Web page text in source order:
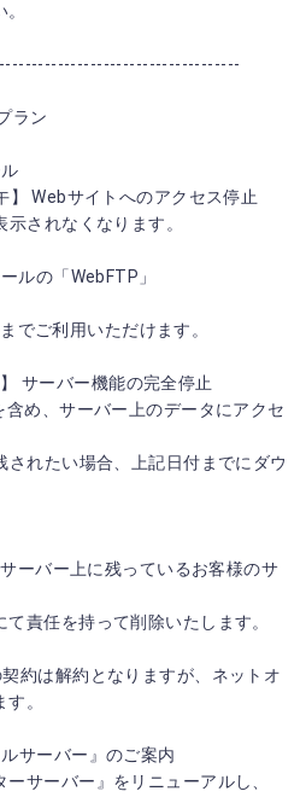
ラン
Webサイトへのアクセス停止
されなくなります。
の「WebFTP」
ご利用いただけます。
サーバー機能の完全停止
め、サーバー上のデータにアクセ
れたい場合、上記日付までにダウ
ーバー上に残っているお客様のサ
責任を持って削除いたします。
約は解約となりますが、ネットオ
。
サーバー』のご案内
サーバー』をリニューアルし、